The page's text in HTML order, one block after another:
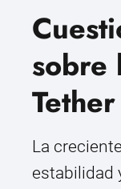
sobre
La
estabilidad